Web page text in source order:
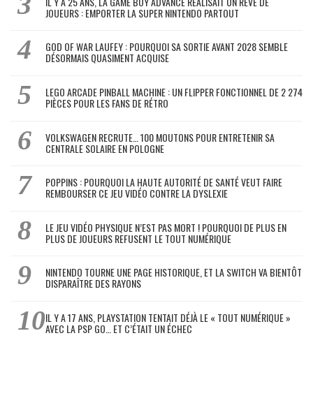
JOUEURS : EMPORTER LA SUPER NINTENDO PARTOUT
GOD OF WAR LAUFEY : POURQUOI SA SORTIE AVANT 2028 SEMBLE
DÉSORMAIS QUASIMENT ACQUISE
LEGO ARCADE PINBALL MACHINE : UN FLIPPER FONCTIONNEL DE 2 274
PIÈCES POUR LES FANS DE RÉTRO
VOLKSWAGEN RECRUTE… 100 MOUTONS POUR ENTRETENIR SA
CENTRALE SOLAIRE EN POLOGNE
POPPINS : POURQUOI LA HAUTE AUTORITÉ DE SANTÉ VEUT FAIRE
REMBOURSER CE JEU VIDÉO CONTRE LA DYSLEXIE
LE JEU VIDÉO PHYSIQUE N’EST PAS MORT ! POURQUOI DE PLUS EN
PLUS DE JOUEURS REFUSENT LE TOUT NUMÉRIQUE
NINTENDO TOURNE UNE PAGE HISTORIQUE, ET LA SWITCH VA BIENTÔT
DISPARAÎTRE DES RAYONS
IL Y A 17 ANS, PLAYSTATION TENTAIT DÉJÀ LE « TOUT NUMÉRIQUE »
AVEC LA PSP GO… ET C’ÉTAIT UN ÉCHEC